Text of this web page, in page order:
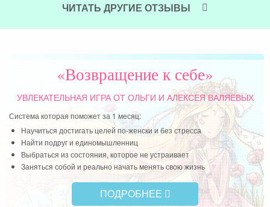
ЧИТАТЬ ДРУГИЕ ОТЗЫВЫ
«Возвращение к себе»
УВЛЕКАТЕЛЬНАЯ ИГРАОТ ОЛЬГИ И АЛЕКСЕЯ ВАЛЯЕВЫХ
Система которая поможет за 1 месяц:
Научиться достигать целей по-женски и без стресса
Найти подруг и единомышленниц
Выбраться из состояния, которое не устраивает
Заняться собой и реально начать менять свою жизнь
ПОДРОБНЕЕ